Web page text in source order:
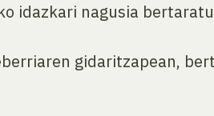
idazkari nagusia
gidaritzapean,